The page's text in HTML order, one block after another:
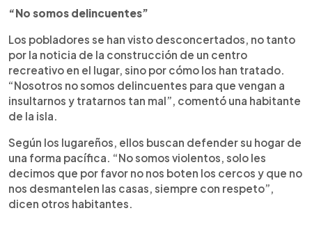
“No somos delincuentes”
Los pobladores se han visto desconcertados, no tanto
por la noticia de la construcción de un centro
recreativo en el lugar, sino por cómo los han tratado.
“Nosotros no somos delincuentes para que vengan a
insultarnos y tratarnos tan mal”, comentó una habitante
de la isla.
Según los lugareños, ellos buscan defender su hogar de
una forma pacífica. “No somos violentos, solo les
decimos que por favor no nos boten los cercos y que no
nos desmantelen las casas, siempre con respeto”,
dicen otros habitantes.